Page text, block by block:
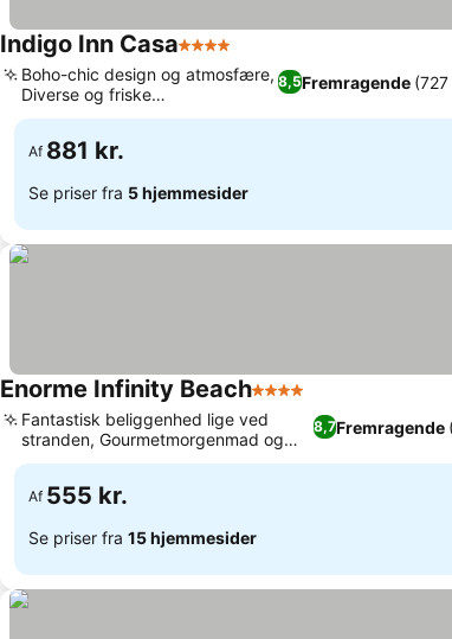
Indigo Inn Casa4 Stjerner
8,5Fremragende
Boho-chic design og atmosfære,
Diverse og friske
spisemuligheder
Af 881 kr.
Se priser fra 5 hjemmesider
Enorme Infinity Beach4 Stjerner
8,7Fremragende
Fantastisk beliggenhed lige ved
stranden, Gourmetmorgenmad og
varieret spisning
Af 555 kr.
Se priser fra 15 hjemmesider